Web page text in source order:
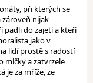
při kterých se
nijak
padli do zajetí a kteří
jako v
lidí prostě s radostí
mlčky a zatvrzele
je za mříže, ze